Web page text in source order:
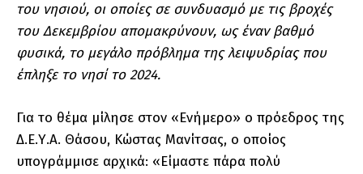
του νησιού, οι οποίες σε συνδυασμό με τις βροχές
του Δεκεμβρίου απομακρύνουν, ως έναν βαθμό
φυσικά, το μεγάλο πρόβλημα της λειψυδρίας που
έπληξε το νησί το 2024.
Για το θέμα μίλησε στον «Ενήμερο» ο πρόεδρος της
Δ.Ε.Υ.Α. Θάσου, Κώστας Μανίτσας, ο οποίος
υπογράμμισε αρχικά: «Είμαστε πάρα πολύ